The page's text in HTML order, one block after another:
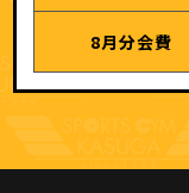
8月分会費